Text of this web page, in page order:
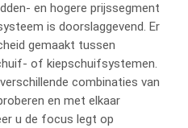
en hogere prijssegment
is doorslaggevend. Er
gemaakt tussen
of kiepschuifsystemen.
combinaties van
en met elkaar
u de focus legt op